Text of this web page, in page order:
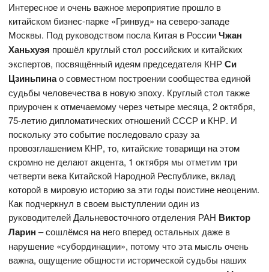
Интересное и очень важное мероприятие прошло в
китайском бизнес-парке «Гринвуд» на северо-западе
Москвы. Под руководством посла Китая в РоссииЧжан
Ханьхуэя прошёл круглый стол российских и китайских
экспертов, посвящённый идеям председателя КНРСи
Цзиньпинао совместном построении сообщества единой
судьбы человечества в новую эпоху. Круглый стол также
приурочен к отмечаемому через четыре месяца, 2 октября,
75-летию дипломатических отношений СССР и КНР. И
поскольку это событие последовало сразу за
провозглашением КНР, то, китайские товарищи на этом
скромно не делают акцента, 1 октября мы отметим три
четверти века Китайской Народной Республике, вклад
которой в мировую историю за эти годы поистине неоценим.
Как подчеркнул в своем выступлении один из
руководителей Дальневосточного отделения РАН Виктор
Ларин – сошлёмся на него вперед остальных даже в
нарушение «субординации», потому что эта мысль очень
важна, ощущение общности исторической судьбы наших